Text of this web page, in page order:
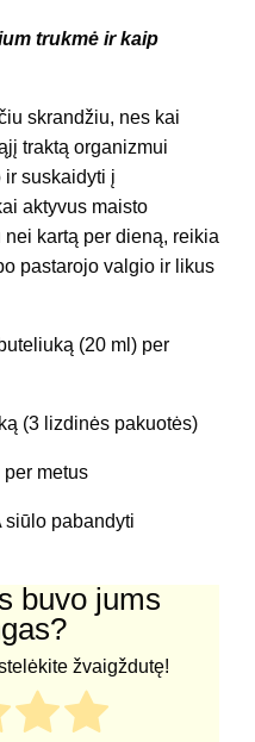
trukmė ir kaip
skrandžiu, nes kai
traktą organizmui
ir suskaidyti į
aktyvus maisto
kartą per dieną, reikia
pastarojo valgio ir likus
(20 ml) per
(3 lizdinės pakuotės)
metus
siūlo pabandyti
buvo jums
žvaigždutę!